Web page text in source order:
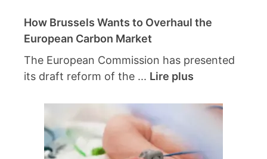
How Brussels Wants to Overhaul the
European Carbon Market
The European Commission has presented
its draft reform of the ... Lire plus